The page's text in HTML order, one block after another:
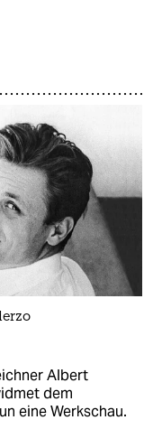
Albert
dem
eine Werkschau.